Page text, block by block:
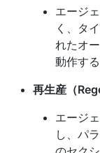
エージ
く、タ
れたオ
動作する
再生産（
エージ
し、パ